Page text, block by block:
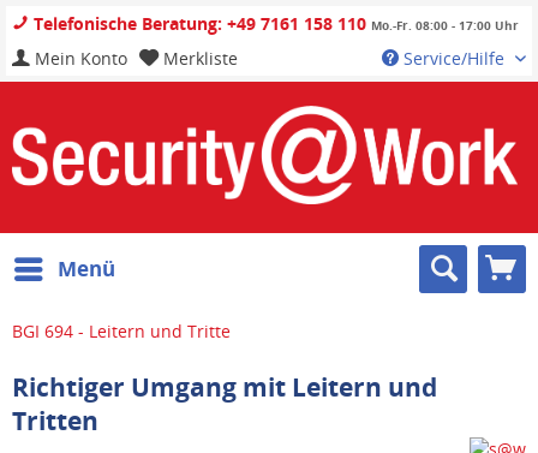
Telefonische Beratung: +49 7161 158 110 Mo.-Fr. 08:00 - 17:00 Uhr
Service/Hilfe
Mein Konto Merkliste
Menü
BGI 694 - Leitern und Tritte
Richtiger Umgang mit Leitern und
Tritten